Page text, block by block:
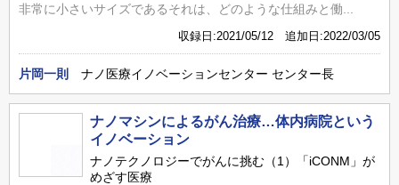
非常に小さいサイズであるそれは、どのような仕組みと働...
収録日:2021/05/12 追加日:2022/03/05
片岡一則 ナノ医療イノベーションセンター センター長
ナノマシンによるがん治療…体内病院という
イノベーション
ナノテクノロジーでがんに挑む（1）「iCONM」が
めざす医療